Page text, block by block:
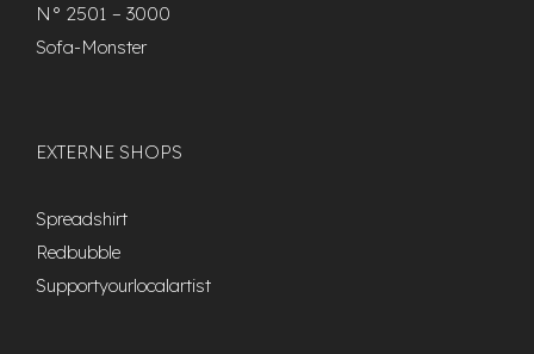
N° 2501 – 3000
Sofa-Monster
EXTERNE SHOPS
Spreadshirt
Redbubble
Supportyourlocalartist